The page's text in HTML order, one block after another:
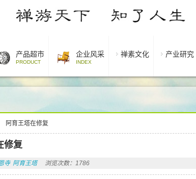
产品超市
PRODUCT
企业风采
INDEX
禅素文化 产业研究
阿育王塔在修复
修复
寺 阿育王塔 浏览次数：1786